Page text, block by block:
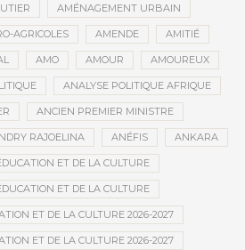
AMÉNAGEMENT URBAIN
AGRICOLES AMENDE AMITIÉ
AMO AMOUR AMOUREUX
ANALYSE POLITIQUE AFRIQUE
ANCIEN PREMIER MINISTRE
RAJOELINA ANÉFIS ANKARA
ET DE LA CULTURE
ET DE LA CULTURE
ET DE LA CULTURE 2026-2027
ET DE LA CULTURE 2026-2027